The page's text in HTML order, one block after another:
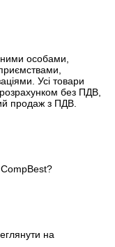
особами,
Усі товари
без ПДВ,
продаж з ПДВ.
на